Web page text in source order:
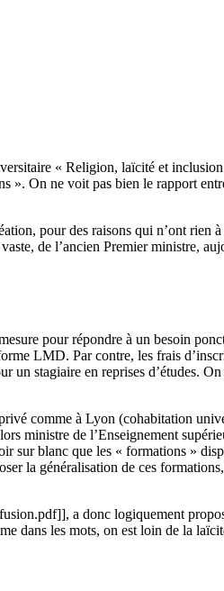
« Religion, laïcité et
». On ne voit pas bien le rapport
pour des raisons qui n’ont rien
de l’ancien Premier ministre,
pour répondre à un besoin
LMD. Par contre, les frais
stagiaire en reprises d’études.
comme à Lyon (cohabitation
ministre de l’Enseignement
sur blanc que les « formations »
la généralisation de ces
a donc logiquement
dans les mots, on est loin de la